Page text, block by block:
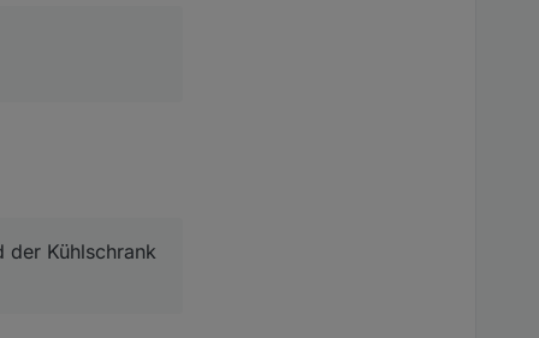
der Kühlschrank